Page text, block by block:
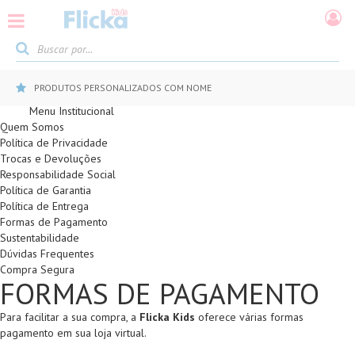
PRODUTOS PERSONALIZADOS COM NOME
Menu Institucional
Quem Somos
Política de Privacidade
Trocas e Devoluções
Responsabilidade Social
Política de Garantia
Política de Entrega
Formas de Pagamento
Sustentabilidade
Dúvidas Frequentes
Compra Segura
FORMAS DE PAGAMENTO
Para facilitar a sua compra, a Flicka Kids oferece várias formas
pagamento em sua loja virtual.